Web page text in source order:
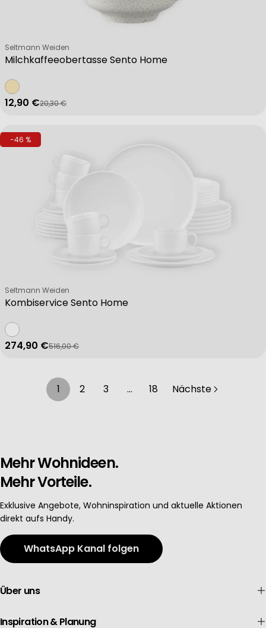
Milchkaffeeobertasse Sento Home
Verkäufer:
Seltmann Weiden
Verkaufspreis
12,90 €
Regulärer Preis
20,30 €
-46 %
Kombiservice Sento Home
Verkäufer:
Seltmann Weiden
Verkaufspreis
274,90 €
Regulärer Preis
516,00 €
1 2 3 … 18 Nächste
Mehr Wohnideen.
Mehr Vorteile.
Exklusive Angebote, Wohninspiration und aktuelle Aktionen
direkt aufs Handy.
WhatsApp Kanal folgen
Über uns
Inspiration & Planung